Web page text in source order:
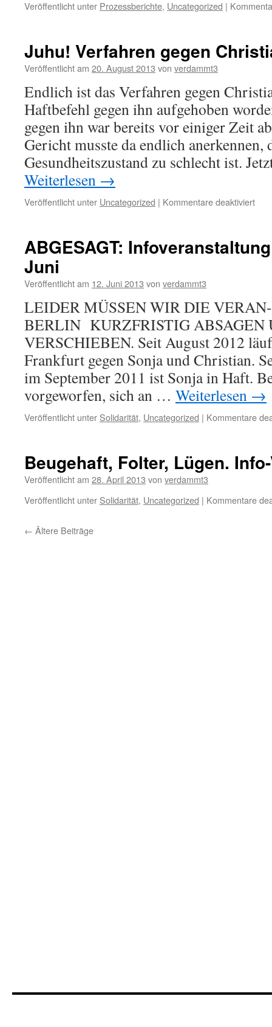
Veröffentlicht unter Prozessberichte, Uncategorized |
Juhu! Verfahren gegen
Veröffentlicht am 20. August 2013 von verdammt3
Endlich ist das Verfahren gegen
Haftbefehl gegen ihn aufgehoben
gegen ihn war bereits vor einiger Zeit
Gericht musste da endlich anerkennen,
Gesundheitszustand zu schlecht ist.
Weiterlesen →
Veröffentlicht unter Uncategorized | Kommentare deaktiviertfür
ABGESAGT:
Juni
Veröffentlicht am 12. Juni 2013 von verdammt3
LEIDER MÜSSEN WIR DIE
BERLIN KURZFRISTIG ABSAGEN
VERSCHIEBEN. Seit August 2012
Frankfurt gegen Sonja und Christian.
im September 2011 ist Sonja in Haft.
vorgeworfen, sich an … Weiterlesen →
Veröffentlicht unter Solidarität, Uncategorized | Kommentare
Beugehaft, Folter, Lügen.
Veröffentlicht am 28. April 2013 von verdammt3
Veröffentlicht unter Solidarität, Uncategorized | Kommentare
← Ältere Beiträge